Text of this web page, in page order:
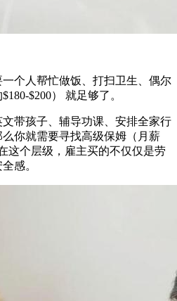
个人帮忙做饭、打扫卫生、偶尔
$200） 就足够了。
带孩子、辅导功课、安排全家行
你就需要寻找高级保姆（月薪
这个层级，雇主买的不仅仅是劳
感。